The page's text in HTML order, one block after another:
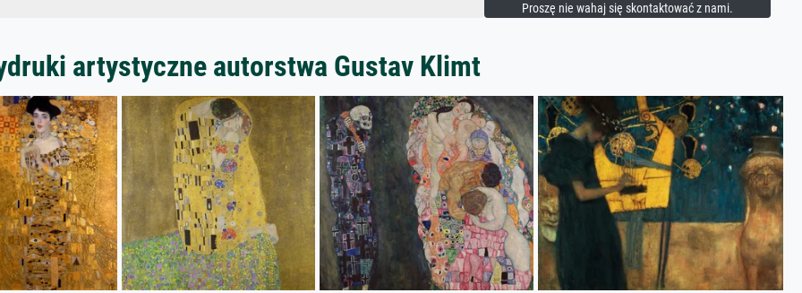
Proszę nie wahaj się skontaktować z nami.
artystyczne autorstwa Gustav Klimt